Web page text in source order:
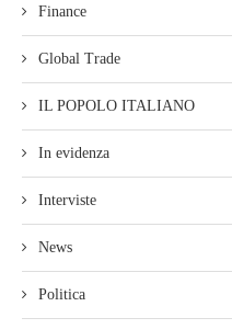
Finance
Global Trade
IL POPOLO ITALIANO
In evidenza
Interviste
News
Politica